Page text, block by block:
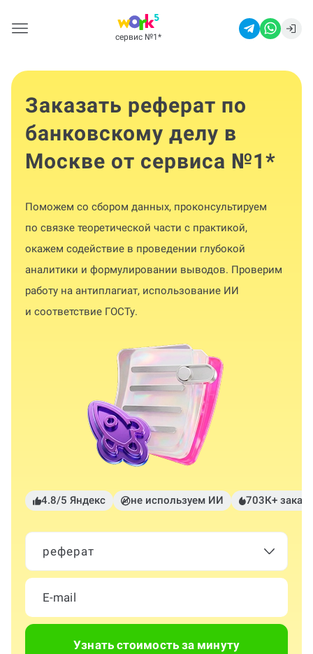
сервис №1 *
Заказать реферат по
банковскому делу в
Москве от сервиса №1*
Поможем со сбором данных, проконсультируем
по связке теоретической части с практикой,
окажем содействие в проведении глубокой
аналитики и формулировании выводов. Проверим
работу на антиплагиат, использование ИИ
и соответствие ГОСТу.
4.8/5 Яндекс не используем ИИ 703К+
реферат
Узнать стоимость за минуту